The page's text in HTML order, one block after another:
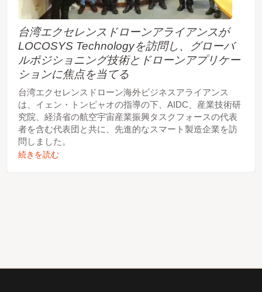
台湾エクセレンスドローンアライアンスが
LOCOSYS Technologyを訪問し、グローバ
ルポジショニング技術とドローンアプリケー
ションに焦点を当てる
台湾エクセレンスドローン海外ビジネスアライアンス
は、イェン・トンピャオの指導の下、AIDC、産業技術研
究院、経済省の航空宇宙産業振興タスクフォースの代表
者を含む代表団と共に、先進的なスマート製造企業を訪
問しました。
続きを読む